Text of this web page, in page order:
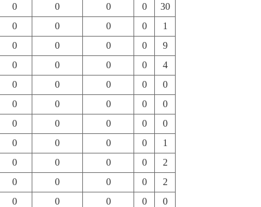
0 0 0 0
30
0 0 0 0 1
0 0 0 0
9
0 0 0 0 4
0 0 0 0
0
0 0 0 0
0
0 0 0 0
0
0 0 0 0
1
0 0 0 0
2
0 0 0 0
2
0 0 0 0
0